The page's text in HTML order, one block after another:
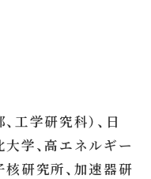
工学研究科）、日
学、高エネルギー
研究所、加速器研